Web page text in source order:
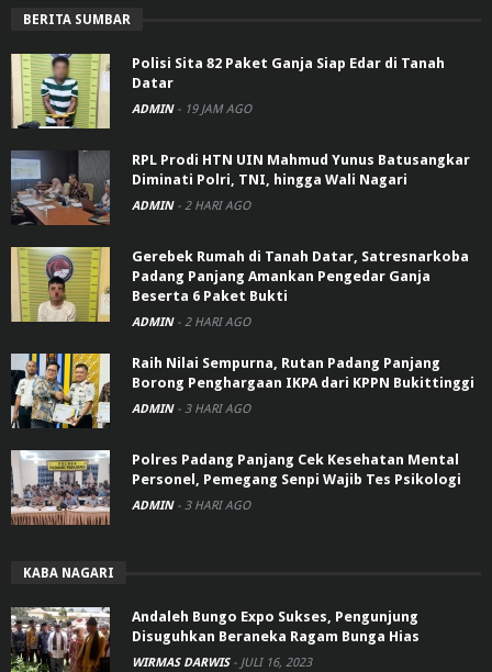
BERITA SUMBAR
Polisi Sita 82 Paket Ganja Siap Edar di Tanah
Datar
ADMIN - 19 JAM AGO
RPL Prodi HTN UIN Mahmud Yunus Batusangkar
Diminati Polri, TNI, hingga Wali Nagari
ADMIN - 2 HARI AGO
Gerebek Rumah di Tanah Datar, Satresnarkoba
Padang Panjang Amankan Pengedar Ganja
Beserta 6 Paket Bukti
ADMIN - 2 HARI AGO
Raih Nilai Sempurna, Rutan Padang Panjang
Borong Penghargaan IKPA dari KPPN Bukittinggi
ADMIN - 3 HARI AGO
Polres Padang Panjang Cek Kesehatan Mental
Personel, Pemegang Senpi Wajib Tes Psikologi
ADMIN - 3 HARI AGO
KABA NAGARI
Andaleh Bungo Expo Sukses, Pengunjung
Disuguhkan Beraneka Ragam Bunga Hias
WIRMAS DARWIS - JULI 16, 2023